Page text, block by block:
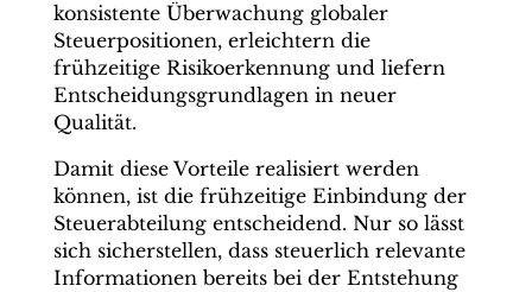
konsistente Überwachung globaler
Steuerpositionen, erleichtern die
frühzeitige Risikoerkennung und liefern
Entscheidungsgrundlagen in neuer
Qualität.
Damit diese Vorteile realisiert werden
können, ist die frühzeitige Einbindung der
Steuerabteilung entscheidend. Nur so lässt
sich sicherstellen, dass steuerlich relevante
Informationen bereits bei der Entstehung